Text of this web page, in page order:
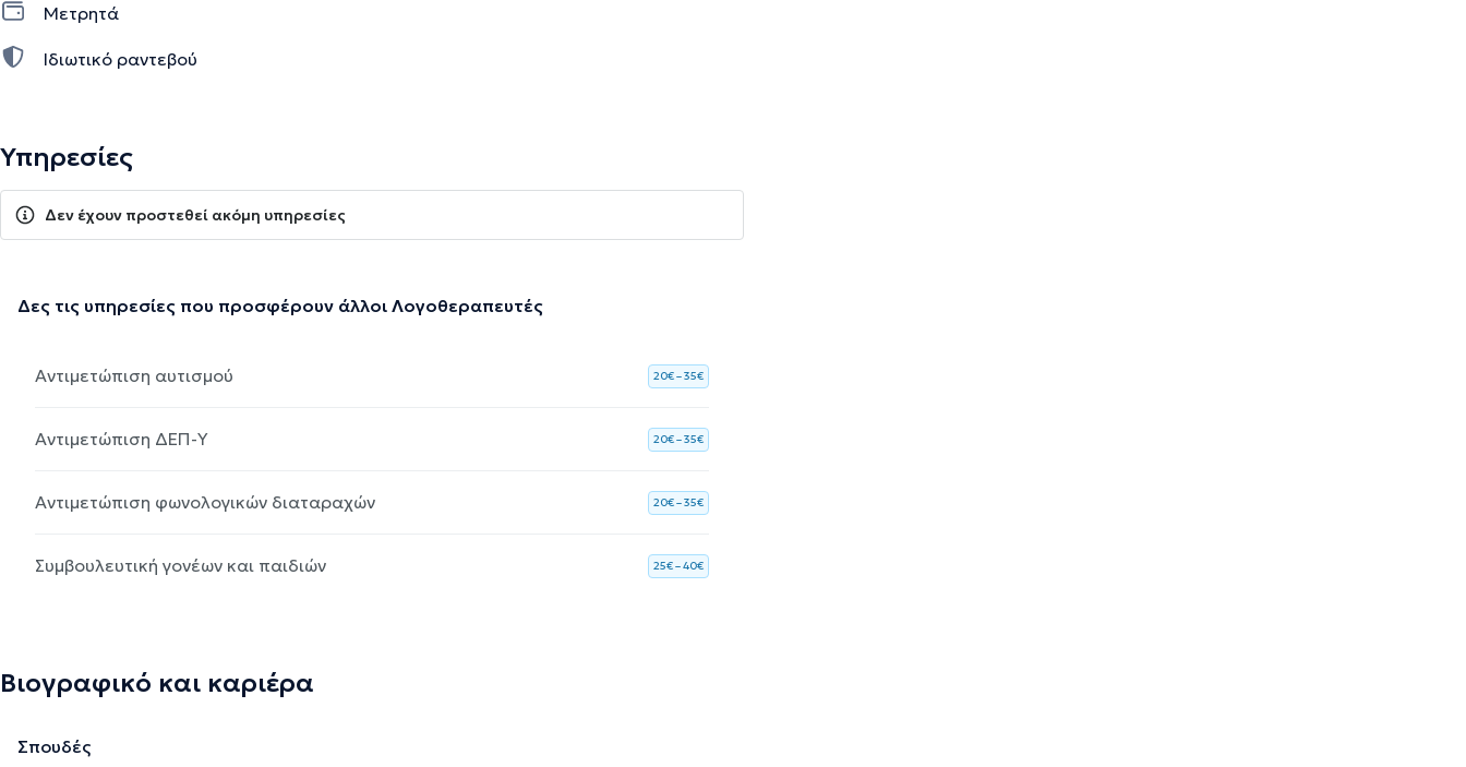
Μετρητά
Ιδιωτικό ραντεβού
Υπηρεσίες
Δεν έχουν προστεθεί ακόμη υπηρεσίες
Δες τις υπηρεσίες που προσφέρουν άλλοι Λογοθεραπευτές
Αντιμετώπιση αυτισμού 20€ – 35€
Αντιμετώπιση ΔΕΠ-Υ 20€ – 35€
Αντιμετώπιση φωνολογικών διαταραχών 20€ – 35€
Συμβουλευτική γονέων και παιδιών 25€ – 40€
Βιογραφικό και καριέρα
Σπουδές